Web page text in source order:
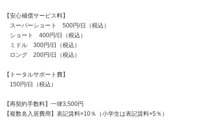
【安心補償サービス料】
スーパーショート 500円/日（税込）
ショート 400円/日（税込）
ミドル 300円/日（税込）
ロング 200円/日（税込）
【トータルサポート費】
150円/日（税込）
【再契約手数料】一律3,500円
【複数名入居費用】表記賃料×10％（小学生は表記賃料×5％）